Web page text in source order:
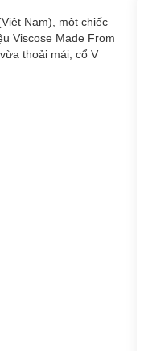
Nam), một chiếc
Viscose Made From
thoải mái, cổ V